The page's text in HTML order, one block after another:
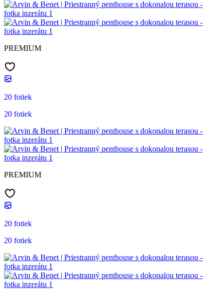
PREMIUM
20 fotiek
20 fotiek
PREMIUM
20 fotiek
20 fotiek